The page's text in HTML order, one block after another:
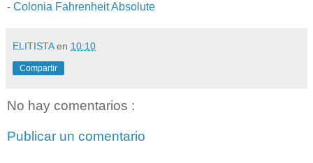
- Colonia Fahrenheit Absolute
ELITISTAen 10:10
Compartir
No hay comentarios :
Publicar un comentario